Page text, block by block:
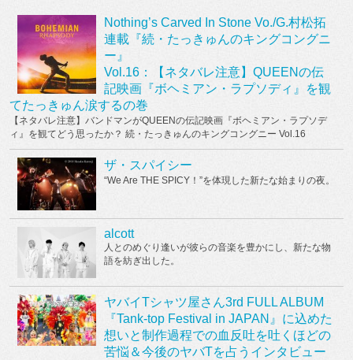
Nothing’s Carved In Stone Vo./G.村松拓
連載『続・たっきゅんのキングコングニ
ー』
Vol.16：【ネタバレ注意】QUEENの伝
記映画『ボヘミアン・ラプソディ』を観
てたっきゅん涙するの巻
【ネタバレ注意】バンドマンがQUEENの伝記映画『ボヘミアン・ラプソデ
ィ』を観てどう思ったか？ 続・たっきゅんのキングコングニー Vol.16
ザ・スパイシー
“We Are THE SPICY！”を体現した新たな始まりの夜。
alcott
人とのめぐり逢いが彼らの音楽を豊かにし、新たな物
語を紡ぎ出した。
ヤバイTシャツ屋さん3rd FULL ALBUM
『Tank-top Festival in JAPAN』に込めた
想いと制作過程での血反吐を吐くほどの
苦悩＆今後のヤバTを占うインタビュー